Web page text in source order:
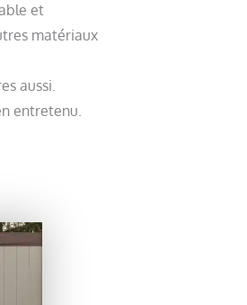
et
matériaux
aussi.
entretenu.